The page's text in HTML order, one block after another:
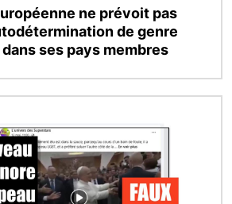
ne prévoit pas
de genre
ses pays membres